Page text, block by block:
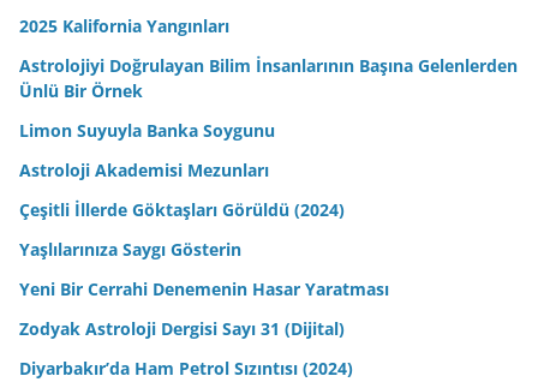
2025 Kalifornia Yangınları
Astrolojiyi Doğrulayan Bilim İnsanlarının Başına Gelenlerden
Ünlü Bir Örnek
Limon Suyuyla Banka Soygunu
Astroloji Akademisi Mezunları
Çeşitli İllerde Göktaşları Görüldü (2024)
Yaşlılarınıza Saygı Gösterin
Yeni Bir Cerrahi Denemenin Hasar Yaratması
Zodyak Astroloji Dergisi Sayı 31 (Dijital)
Diyarbakır’da Ham Petrol Sızıntısı (2024)